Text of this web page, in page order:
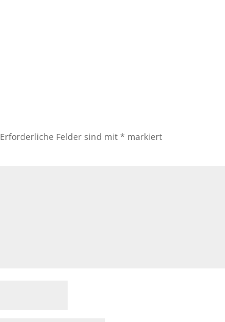
Erforderliche Felder sind mit* markiert